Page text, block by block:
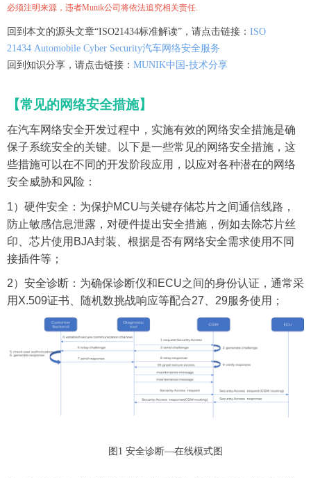
必须注明来源，违者Munik公司将依法追究相关责任.
回到本文的源头文章“ISO21434标准解读”，请点击链接： ISO
21434 Automobile Cyber Security汽车网络安全服务
回到知识分享，请点击链接： MUNIK中国-技术分享
【常见的网络安全措施】
在汽车网络安全开发过程中，实施有效的网络安全措施是确
保子系统安全的关键。以下是一些常见的网络安全措施，这
些措施可以在不同的开发阶段应用，以应对各种潜在的网络
安全威胁和风险：
1）硬件安全：为保护MCU与关键存储芯片之间通信线路，
防止敏感信息泄露，对硬件提出安全措施，例如去除芯片丝
印、芯片使用 BJA封装、根据是否有网络安全需求使用不同
接插件等；
2）安全诊断：为确保诊断仪和ECU之间的身份认证，通常采
用 X.509证书、随机数挑战响应等配合27 29服务使用；
图1 安全诊断—在线模式图